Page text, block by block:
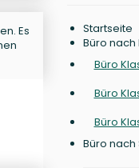
Es
Startseite
Büro
Büro
Büro
Büro
Büro